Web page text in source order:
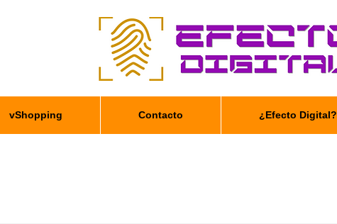
vShopping Contacto ¿Efecto Digital?